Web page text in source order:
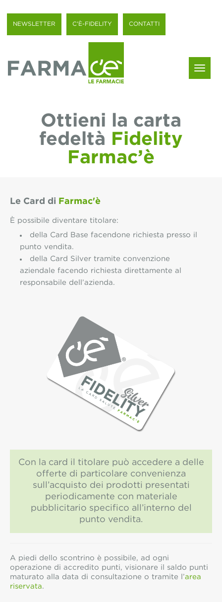
NEWSLETTER C'È-FIDELITY CONTATTI
Menu
Ottieni la carta
fedeltà
Fidelity
Farmac’è
Le Card di Farmac'è
È possibile diventare titolare:
della Card Base facendone richiesta presso il
punto vendita.
della Card Silver tramite convenzione
aziendale facendo richiesta direttamente al
responsabile dell’azienda.
Con la card il titolare può accedere a delle
offerte di particolare convenienza
sull’acquisto dei prodotti presentati
periodicamente con materiale
pubblicitario specifico all’interno del
punto vendita.
A piedi dello scontrino è possibile, ad ogni
operazione di accredito punti, visionare il saldo punti
maturato alla data di consultazione o tramite l’area
riservata.